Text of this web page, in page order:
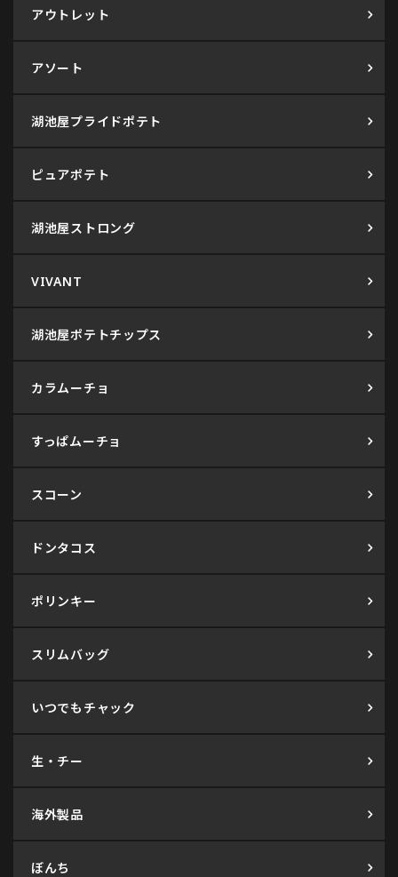
アウトレット
アソート
湖池屋プライドポテト
ピュアポテト
湖池屋ストロング
VIVANT
湖池屋ポテトチップス
カラムーチョ
すっぱムーチョ
スコーン
ドンタコス
ポリンキー
スリムバッグ
いつでもチャック
生・チー
海外製品
ぼんち